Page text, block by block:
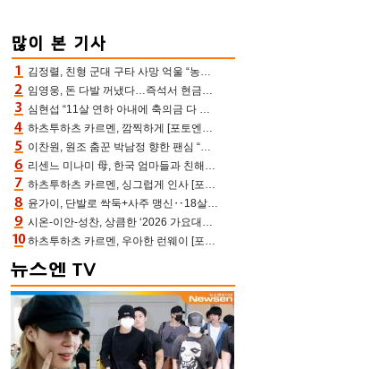
김정렬, 친형 군대 구타 사망 억울 “농약사 처리, 범인 찾았지만…엄마는 이미 치매”(데이앤나잇)
임영웅, 돈 다발 꺼냈다…즉석서 현금으로 수당 챙겨주는 ‘구단주’
심현섭 “11살 연하 아내에 축의금 다 뺏겨, 집도 아내 명의” (동치미)[결정적장면]
하츠투하츠 카르멘, 깜찍하게 [포토엔HD]
이찬원, 원조 춤꾼 박남정 향한 팬심 “어머님 잘 계시지” 폭소(불후)
리센느 미나미 母, 한국 엄마들과 친해진 비결=BTS “최애 정국 얘기로 통해”(전참시)
하츠투하츠 카르멘, 싱그럽게 인사 [포토엔HD]
윤가이, 단발로 싹둑+사주 맹신‥18살 연상 ♥장기하 반한 엉뚱·열정 매력(전참시)
시온-이안-성찬, 상큼한 ‘2026 가요대전 썸머’ MC [포토엔HD]
하츠투하츠 카르멘, 우아한 런웨이 [포토엔HD]